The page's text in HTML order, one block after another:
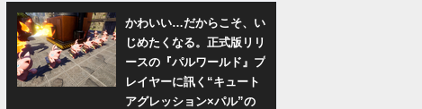
かわいい…だからこそ、い
じめたくなる。正式版リリ
ースの『パルワールド』プ
レイヤーに訊く“キュート
アグレッション×パル”の